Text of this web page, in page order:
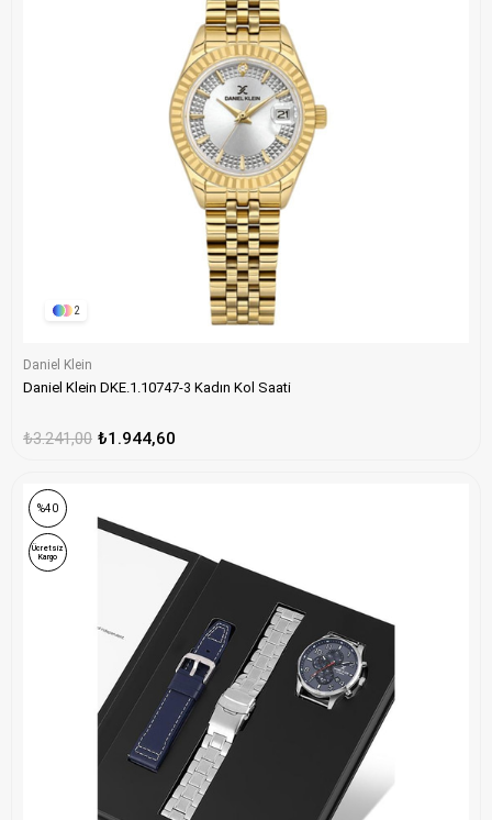
2
Daniel Klein
Daniel Klein DKE.1.10747-3 Kadın Kol Saati
₺1.944,60
₺3.241,00
%40
Ücretsiz
Kargo